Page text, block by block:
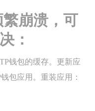
崩溃，可
：
钱包的缓存。更新应
包应用。重装应用：